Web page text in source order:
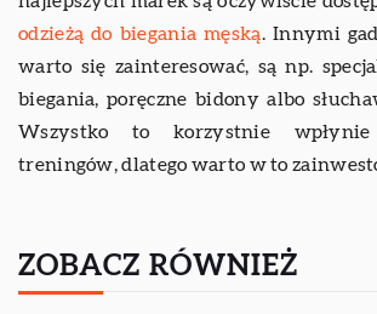
odzieżą do biegania męską. Innymi
warto się zainteresować, są np.
biegania, poręczne bidony albo
Wszystko to korzystnie
treningów, dlatego warto w to
ZOBACZ RÓWNIEŻ